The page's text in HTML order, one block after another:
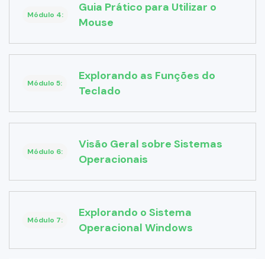
Módulo 4:
Guia Prático para Utilizar o
Mouse
Módulo 5:
Explorando as Funções do
Teclado
Módulo 6:
Visão Geral sobre Sistemas
Operacionais
Módulo 7:
Explorando o Sistema
Operacional Windows